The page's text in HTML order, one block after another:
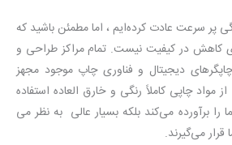
پر سرعت عادت کرده‌ایم ، اما مطمئن باشید که
کاهش در کیفیت نیست. تمام مراکز طراحی و
دیجیتال و فناوری چاپ موجود مجهز
مواد چاپی کاملاً رنگی و خارق العاده استفاده
را برآورده می‌کند بلکه بسیار عالی به نظر می
قرار می‌گیرند.